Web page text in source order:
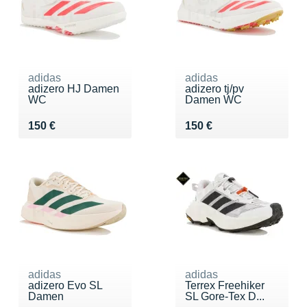
adidas
adizero HJ Damen
WC
150 €
Vendu 150 €
adidas
adizero tj/pv
Damen WC
150 €
Vendu 150 €
adidas
adizero Evo SL
Damen
adidas
Terrex Freehiker
SL Gore-Tex D...